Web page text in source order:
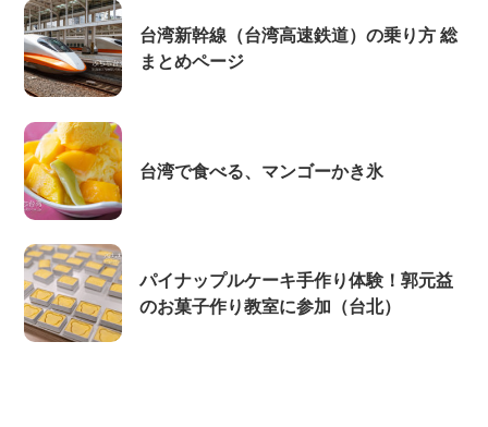
台湾新幹線（台湾高速鉄道）の乗り方 総
まとめページ
台湾で食べる、マンゴーかき氷
パイナップルケーキ手作り体験！郭元益
のお菓子作り教室に参加（台北）